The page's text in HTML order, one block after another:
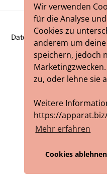
Wir verwenden
für die Analyse
Cookies zu
anderem um
speichern, jedoch
zu, oder lehne sie
Weitere
https://
Mehr erfahren
Cookies ablehnen
Datenschutzbelehrung